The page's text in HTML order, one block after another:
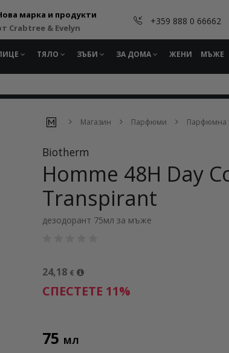
марка и продукти
Crabtree & Evelyn
+359 888 0 66662
ТЯЛО ЗЪБИ ЗА ДОМА ЖЕНИ МЪЖЕ
Магазин Парфюми Парфюмна
Biotherm
Homme 48H Day
Transpirant
дезодорант 75мл за мъже
24,18 €
СПЕСТЕТЕ 11%
75 МЛ